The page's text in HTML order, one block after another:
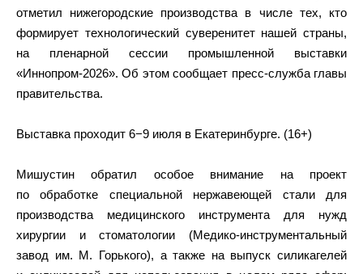
отметил нижегородские производства в числе тех, кто
формирует технологический суверенитет нашей страны,
на пленарной сессии промышленной выставки
«Иннопром-2026». Об этом сообщает пресс-служба главы
правительства.
Выставка проходит 6−9 июля в Екатеринбурге. (16+)
Мишустин обратил особое внимание на проект
по обработке специальной нержавеющей стали для
производства медицинского инструмента для нужд
хирургии и стоматологии (Медико-инструментальный
завод им. М. Горького), а также на выпуск силикагелей